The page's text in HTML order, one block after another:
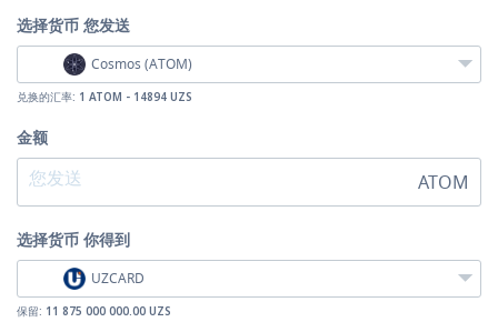
选择货币 您发送
Cosmos (ATOM)
兑换的汇率: 1 ATOM - 14894 UZS
金额
ATOM
选择货币 你得到
UZCARD
保留: 11 875 000 000.00 UZS